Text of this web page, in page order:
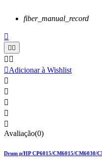
fiber_manual_record

 
 
Adicionar à Wishlist





Avaliação(0)
Drum p/HP CP6015/CM6015/CM6030/